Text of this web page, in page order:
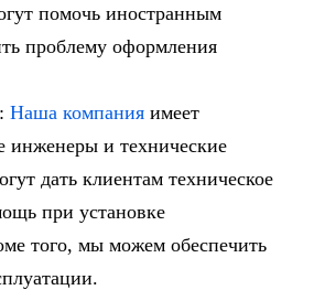
помочь иностранным
проблему оформления
Наша компания имеет
инженеры и технические
дать клиентам техническое
при установке
того, мы можем обеспечить